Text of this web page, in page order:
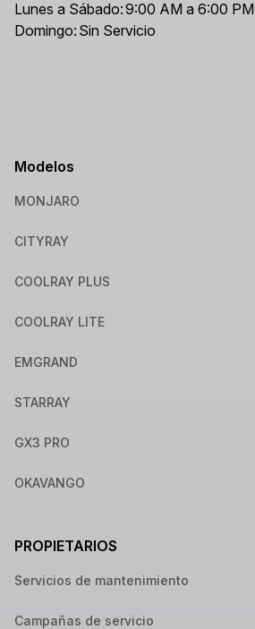
Lunes a Sábado:9:00 AM a 6:00 PM
Domingo: Sin Servicio
Modelos
MONJARO
CITYRAY
COOLRAY PLUS
COOLRAY LITE
EMGRAND
STARRAY
GX3 PRO
OKAVANGO
PROPIETARIOS
Servicios de mantenimiento
Campañas de servicio